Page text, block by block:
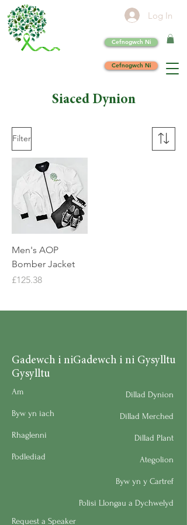
Log In
Cefnogwch Ni
Cefnogwch Ni
Siaced Dynion
Filter
Men's AOP
Bomber Jacket
Price
£125.38
Gadewch i ni Gysylltu
Gadewch i ni
Gysylltu
Dillad Dynion
Dillad Merched
Dillad Plant
Ategolion
Byw yn y Cartref
Polisi Llongau a Dychwelyd
Am
Byw yn iach
Rhaglenni
Podlediad
Request a Speaker